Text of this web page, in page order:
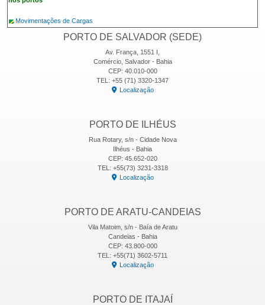
Movimentações de Cargas
PORTO DE SALVADOR (SEDE)
Av. França, 1551 I,
Comércio, Salvador - Bahia
CEP: 40.010-000
TEL: +55 (71) 3320-1347
Localização
PORTO DE ILHÉUS
Rua Rotary, s/n - Cidade Nova
Ilhéus - Bahia
CEP: 45.652-020
TEL: +55(73) 3231-3318
Localização
PORTO DE ARATU-CANDEIAS
Vila Matoim, s/n - Baía de Aratu
Candeias - Bahia
CEP: 43.800-000
TEL: +55(71) 3602-5711
Localização
PORTO DE ITAJAÍ